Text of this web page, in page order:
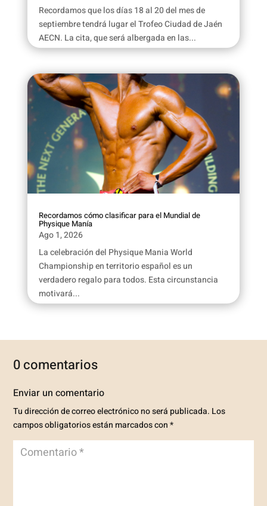
Recordamos que los días 18 al 20 del mes de
septiembre tendrá lugar el Trofeo Ciudad de Jaén
AECN. La cita, que será albergada en las...
Recordamos cómo clasificar para el Mundial de
Physique Manía
Ago 1, 2026
La celebración del Physique Mania World
Championship en territorio español es un
verdadero regalo para todos. Esta circunstancia
motivará...
0 comentarios
Enviar un comentario
Tu dirección de correo electrónico no será publicada. Los
campos obligatorios están marcados con*